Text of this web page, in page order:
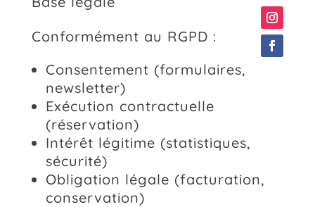
Conformément au RGPD :
Consentement (formulaires,
newsletter)
Exécution contractuelle
(réservation)
Intérêt légitime (statistiques,
sécurité)
Obligation légale (facturation,
conservation)